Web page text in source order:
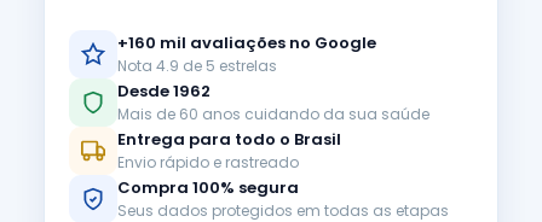
+160 mil avaliações no Google
Nota 4.9 de 5 estrelas
Desde 1962
Mais de 60 anos cuidando da sua saúde
Entrega para todo o Brasil
Envio rápido e rastreado
Compra 100% segura
Seus dados protegidos em todas as etapas